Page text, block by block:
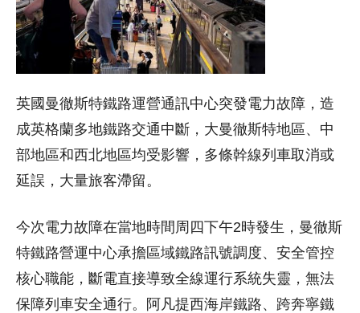
英國曼徹斯特鐵路運營通訊中心突發電力故障，造
成英格蘭多地鐵路交通中斷，大曼徹斯特地區、中
部地區和西北地區均受影響，多條幹線列車取消或
延誤，大量旅客滯留。
今次電力故障在當地時間周四下午2時發生，曼徹斯
特鐵路營運中心承擔區域鐵路訊號調度、安全管控
核心職能，斷電直接導致全線運行系統失靈，無法
保障列車安全通行。阿凡提西海岸鐵路、跨奔寧鐵